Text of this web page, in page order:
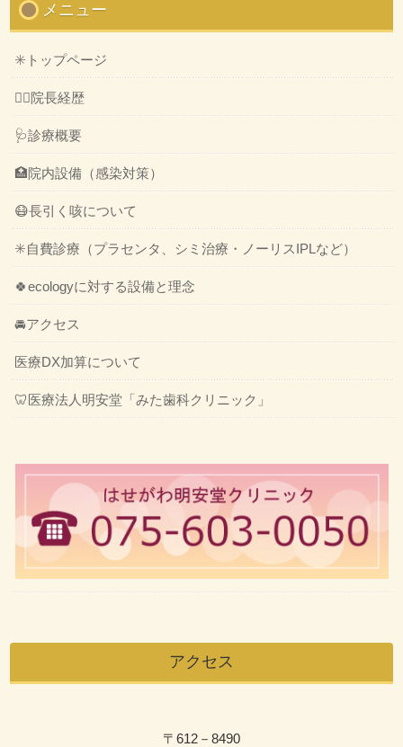
メニュー
✳️トップページ
👨‍⚕️院長経歴
🩺診療概要
🏥院内設備（感染対策）
😷長引く咳について
✳️自費診療（プラセンタ、シミ治療・ノーリスIPLなど）
🍀ecologyに対する設備と理念
🚘アクセス
医療DX加算について
🦷医療法人明安堂「みた歯科クリニック」
アクセス
〒612－8490